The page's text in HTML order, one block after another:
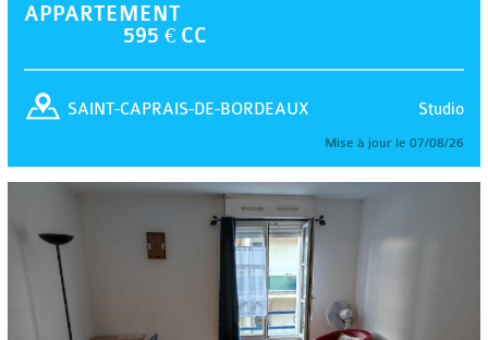
APPARTEMENT
595 € CC
Studio
SAINT-CAPRAIS-DE-BORDEAUX
Mise à jour le 07/08/26